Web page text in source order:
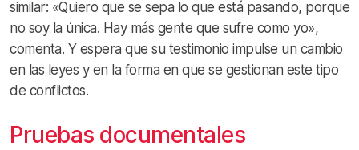
similar: «Quiero que se sepa lo que está pasando, porque
no soy la única. Hay más gente que sufre como yo»,
comenta. Y espera que su testimonio impulse un cambio
en las leyes y en la forma en que se gestionan este tipo
de conflictos.
Pruebas documentales